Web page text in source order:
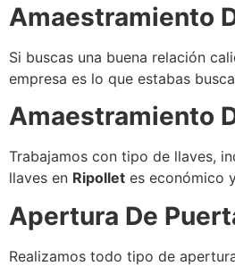
Amaestramiento
Si buscas una buena relación
empresa es lo que estabas
Amaestramiento
Trabajamos con tipo de llaves,
llaves en Ripollet es económico
Apertura De
Realizamos todo tipo de